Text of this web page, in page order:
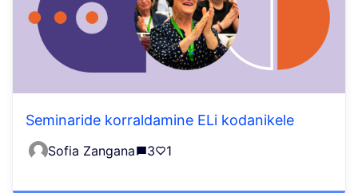
Seminaride korraldamine ELi kodanikele
Sofia Zangana 3 1